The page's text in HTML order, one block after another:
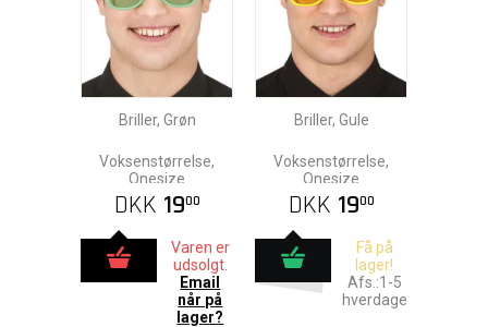
Briller, Grøn
Voksenstørrelse,
Onesize
DKK 1900
Varen er
udsolgt.
Email
når på
lager?
Briller, Gule
Voksenstørrelse,
Onesize
DKK 1900
Få på
lager!
Afs.:1-5
hverdage